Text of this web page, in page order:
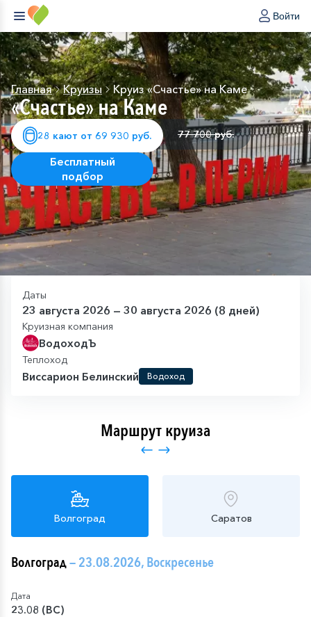
Войти
Главная Круизы Круиз «Счастье» на Каме
«Счастье» на Каме
28 кают от 69 930 руб. 77 700 руб.
Бесплатный
подбор
Даты
23 августа 2026 — 30 августа 2026 (8 дней)
Круизная компания
ВодоходЪ
Теплоход
Виссарион Белинский Водоход
Маршрут круиза
Волгоград Саратов
Волгоград— 23.08.2026, Воскресенье
Дата
23.08 (ВС)